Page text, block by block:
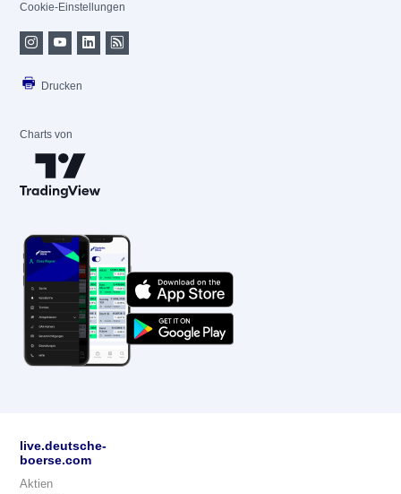
Cookie-Einstellungen
Drucken
Charts von
live.deutsche-
boerse.com
Aktien